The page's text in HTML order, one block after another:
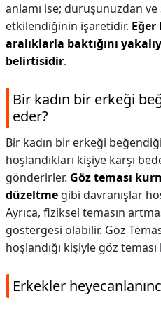
anlamı ise; duruşunuzdan
etkilendiğinin işaretidir. Eğer
aralıklarla baktığını
belirtisidir.
Bir kadın bir erkeği
eder?
Bir kadın bir erkeği
hoşlandıkları kişiye karşı
gönderirler. Göz teması
düzeltme gibi davranışlar
Ayrıca, fiziksel temasın
göstergesi olabilir. Göz
hoşlandığı kişiyle göz teması
Erkekler